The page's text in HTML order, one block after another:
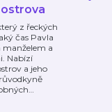
z řeckých
čas Pavla
manželem a
Nabízí
a jeho
…